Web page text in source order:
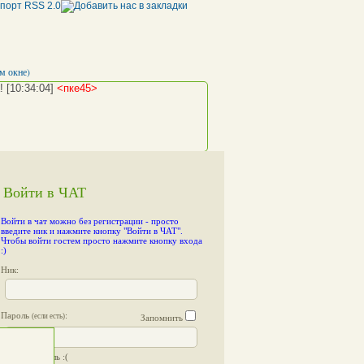
окне)
[10:34:04] <пке45>
[10:37:03]<пке45>
Войти в ЧАТ
Войти в чат можно без регистрации - просто
введите ник и нажмите кнопку "Войти в ЧАТ".
Чтобы войти гостем просто нажмите кнопку входа
:)
Ник:
Пароль (если есть): Запомнить
Я забыл пароль :(